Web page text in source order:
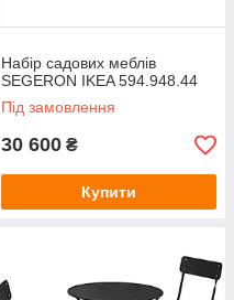
Набір садових меблів
SEGERON IKEA 594.948.44
Під замовлення
30 600 ₴
Купити